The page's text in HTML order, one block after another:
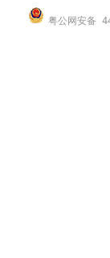
粤公网安备